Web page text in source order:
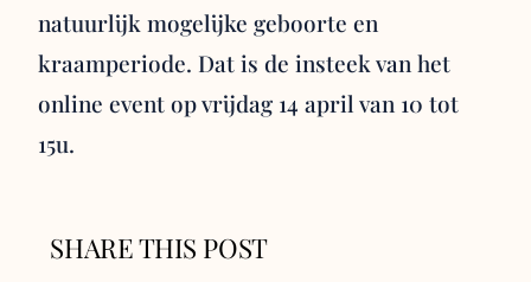
natuurlijk mogelijke geboorte en
kraamperiode. Dat is de insteek van het
online event op vrijdag 14 april van 10 tot
15u.
SHARE THIS POST